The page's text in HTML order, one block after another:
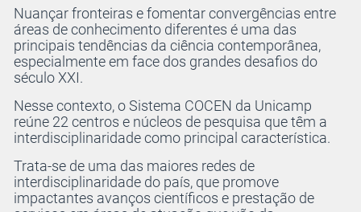
Nuançar fronteiras e fomentar convergências entre
áreas de conhecimento diferentes é uma das
principais tendências da ciência contemporânea,
especialmente em face dos grandes desafios do
século XXI.
Nesse contexto, o Sistema COCEN da Unicamp
reúne 22 centros e núcleos de pesquisa que têm a
interdisciplinaridade como principal característica.
Trata-se de uma das maiores redes de
interdisciplinaridade do país, que promove
impactantes avanços científicos e prestação de